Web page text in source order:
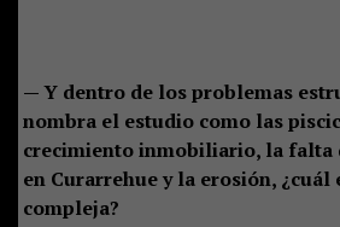
— Y dentro de los problemas
nombra el estudio como las
crecimiento inmobiliario, la falta
en Curarrehue y la erosión, ¿cuál
compleja?